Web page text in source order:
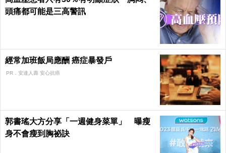
頭痛都可能是三高警訊
經常加班飯局應酬 癌症暴發戶
PR．安達人壽 安心抗癌
郭書瑤大方分享「一週健身菜單」 曝瘦
身不會瘦到胸祕訣